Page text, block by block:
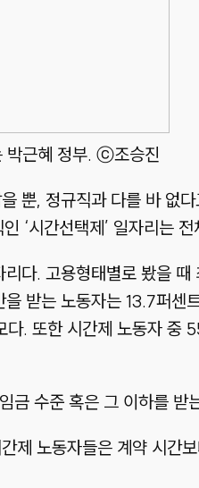
박근혜 정부. ⓒ조승진
뿐, 정규직과 다를 바 없
‘시간선택제’ 일자리는
다. 고용형태별로 봤을
받는 노동자는 13.7퍼
. 또한 시간제 노동자 중
수준 혹은 그 이하를 받
제 노동자들은 계약 시간